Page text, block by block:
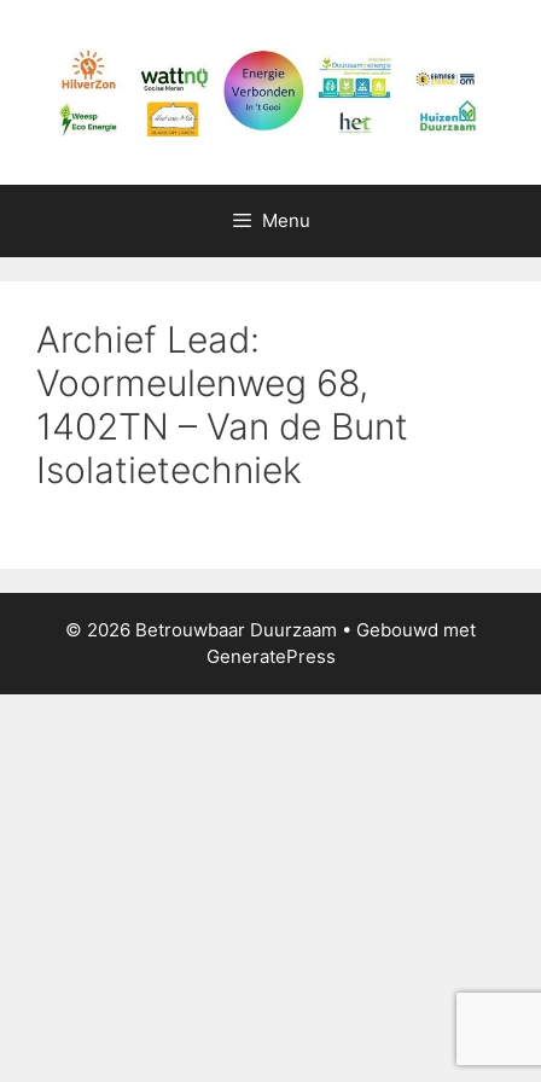
inhoud
Menu
Archief Lead:
Voormeulenweg 68,
1402TN – Van de Bunt
Isolatietechniek
© 2026 Betrouwbaar Duurzaam • Gebouwd met
GeneratePress